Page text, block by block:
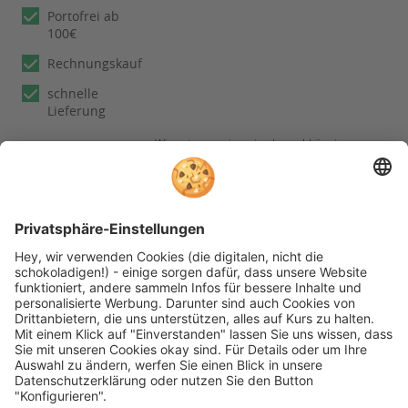
Portofrei ab
100€
Rechnungskauf
schnelle
Lieferung
Wir nutzen reviews.io als unabhängigen
Dienstleister für die Einholung von
Bewertungen. Erfahren Sie mehr unter
unserenInformationen zu
Kundenbewertungen
Folgen Sie rehashop auch auf folgenden Kanälen
* Alle Preise inkl. gesetzl. Mehrwertsteuer zzgl.
Versandkosten wenn nicht anders beschrieben